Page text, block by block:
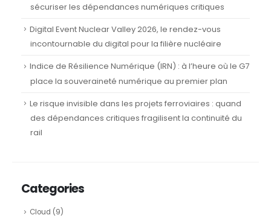
sécuriser les dépendances numériques critiques
Digital Event Nuclear Valley 2026, le rendez-vous
incontournable du digital pour la filière nucléaire
Indice de Résilience Numérique (IRN) : à l’heure où le G7
place la souveraineté numérique au premier plan
Le risque invisible dans les projets ferroviaires : quand
des dépendances critiques fragilisent la continuité du
rail
Categories
Cloud (9)